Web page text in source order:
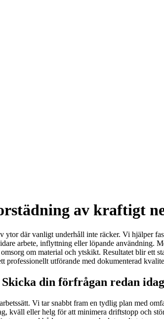
av kraftigt
där vanligt underhåll inte räcker. Vi hjälper
arbete, inflyttning eller löpande användning.
om material och ytskikt. Resultatet blir ett
professionellt utförande med dokumenterad
din förfrågan redan idag
Vi tar snabbt fram en tydlig plan med
eller helg för att minimera driftstopp och